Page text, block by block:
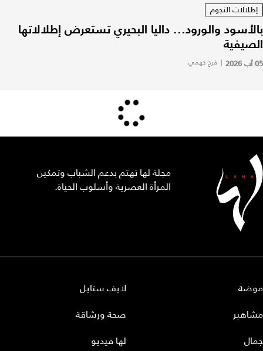
إطلالات النجوم
بالأسود والورود... داليا البحيري تستعرض إطلالاتها
الصيفية
05 آب 2026 | فرح جهمي
مجلة لها تهتم بدعم الشباب وتمكين
المرأة العصرية وأسلوب الحياة.
موضة
مشاهير
جمال
لايف ستايل
صحة ورشاقة
لها فيديو